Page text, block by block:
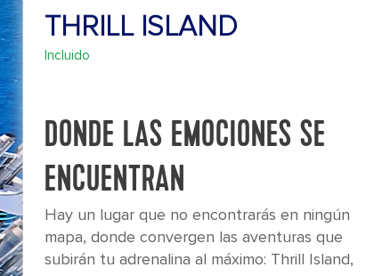
THRILL ISLAND
Incluido
DONDE LAS EMOCIONES SE
ENCUENTRAN
Hay un lugar que no encontrarás en ningún
mapa, donde convergen las aventuras que
subirán tu adrenalina al máximo: Thrill Island,